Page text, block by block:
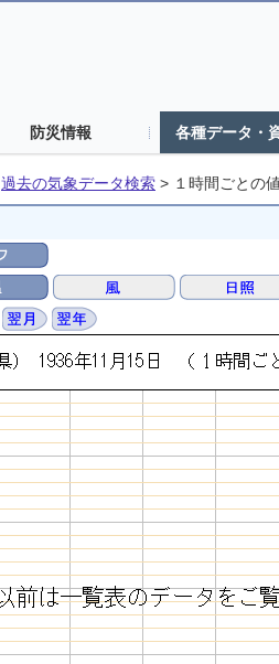
防災情報 各種データ・
過去の気象データ検索 > １時間ごとの